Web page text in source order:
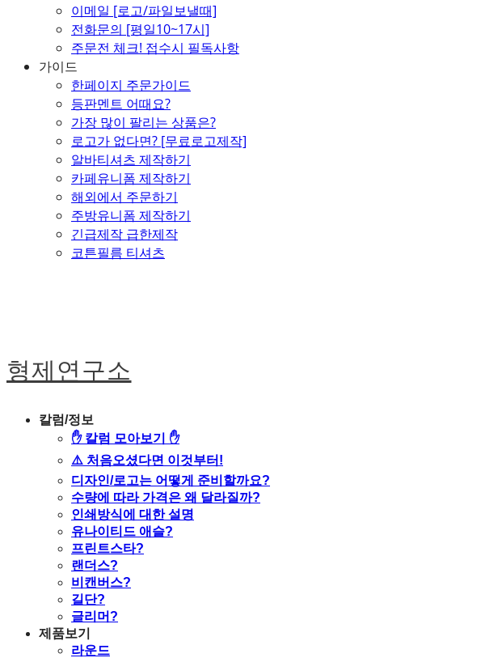
이메일 [로고/파일보낼때]
전화문의 [평일10~17시]
주문전 체크! 접수시 필독사항
가이드
한페이지 주문가이드
등판멘트 어때요?
가장 많이 팔리는 상품은?
로고가 없다면? [무료로고제작]
알바티셔츠 제작하기
카페유니폼 제작하기
해외에서 주문하기
주방유니폼 제작하기
긴급제작 급한제작
코튼필름 티셔츠
형제연구소
칼럼/정보
✋ 칼럼 모아보기 ✋
⚠️ 처음오셨다면 이것부터!
디자인/로고는 어떻게 준비할까요?
수량에 따라 가격은 왜 달라질까?
인쇄방식에 대한 설명
유나이티드 애슬?
프린트스타?
랜더스?
비캔버스?
길단?
글리머?
제품보기
라운드